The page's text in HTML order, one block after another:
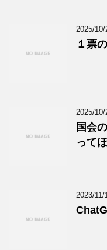
2025/10/
１票
2025/10/
国会
って
2023/11/